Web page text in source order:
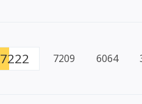
7222 7209 6064